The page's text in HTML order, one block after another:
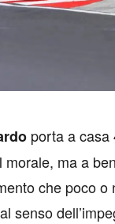
porta a casa
morale, ma a
che poco o
senso